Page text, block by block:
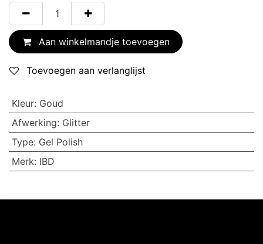
Aan winkelmandje toevoegen
Toevoegen aan verlanglijst
Kleur: Goud
Afwerking: Glitter
Type: Gel Polish
Merk: IBD